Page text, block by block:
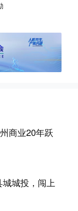
商业20年跃
城投，闯上